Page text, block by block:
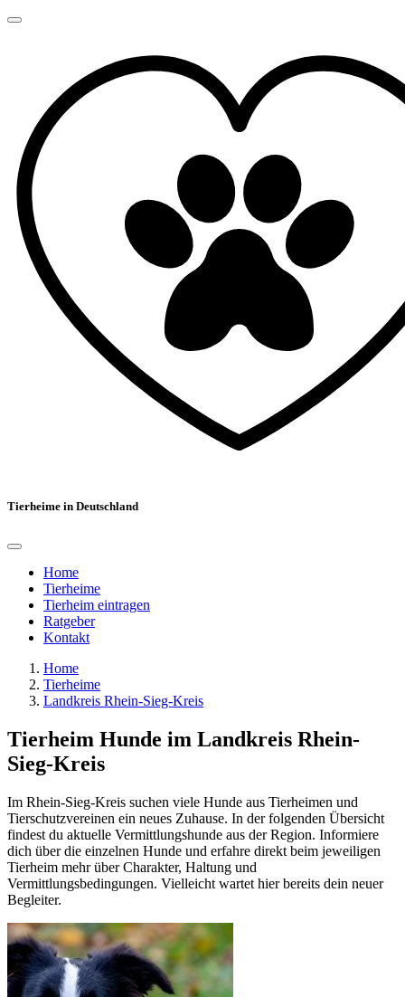
Tierheime in Deutschland
Home
Tierheime
Tierheim eintragen
Ratgeber
Kontakt
Home
Tierheime
Landkreis Rhein-Sieg-Kreis
Tierheim Hunde im Landkreis Rhein-
Sieg-Kreis
Im Rhein-Sieg-Kreis suchen viele Hunde aus Tierheimen und
Tierschutzvereinen ein neues Zuhause. In der folgenden Übersicht
findest du aktuelle Vermittlungshunde aus der Region. Informiere
dich über die einzelnen Hunde und erfahre direkt beim jeweiligen
Tierheim mehr über Charakter, Haltung und
Vermittlungsbedingungen. Vielleicht wartet hier bereits dein neuer
Begleiter.